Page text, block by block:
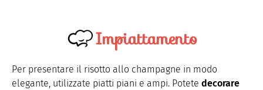
Impiattamento
Per presentare il risotto allo champagne in modo
elegante, utilizzate piatti piani e ampi. Potete decorare